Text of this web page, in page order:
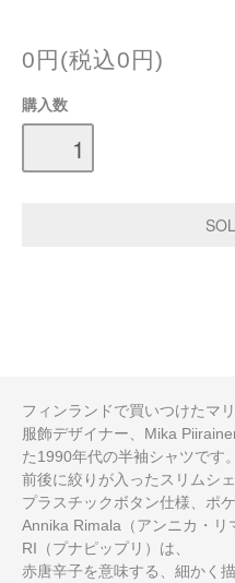
0円(税込0円)
購入数
フィンランドで買いつけたマ
服飾デザイナー、Mika
た1990年代の半袖シャツです。
前後に絞りが入ったスリムシ
プラスチックボタン仕様、ポケ
Annika Rimala（アンニカ・リ
RI（プナピップリ）は、
赤唐辛子を意味する、細かく